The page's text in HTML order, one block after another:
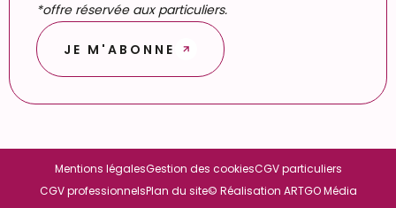
*offre réservée aux particuliers.
JE M'ABONNE
Mentions légalesGestion des cookiesCGV particuliers
CGV professionnelsPlan du site© Réalisation ARTGO Média